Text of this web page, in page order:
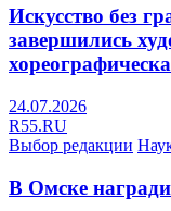
Искусство без
завершились
24.07.2026
R55.RU
Выбор редакции
В Омске